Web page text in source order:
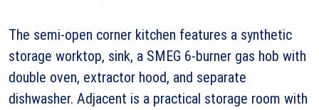
The semi-open corner kitchen features a synthetic
storage worktop, sink, a SMEG 6-burner gas hob with
double oven, extractor hood, and separate
dishwasher. Adjacent is a practical storage room with